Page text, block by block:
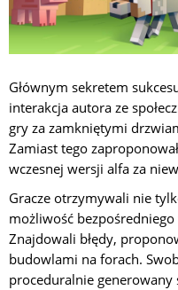
Głównym sekretem
interakcja autora ze
gry za zamkniętymi
Zamiast tego
wczesnej wersji alfa za
Gracze otrzymywali nie
możliwość
Znajdowali błędy,
budowlami na forach.
proceduralnie generowany